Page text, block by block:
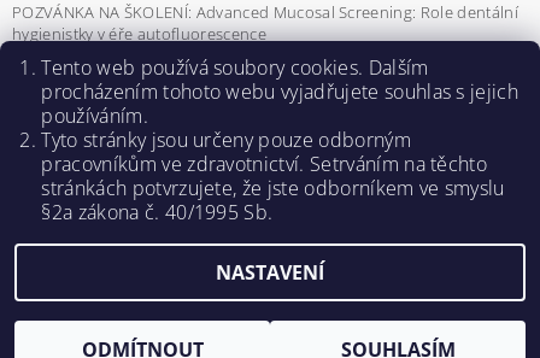
POZVÁNKA NA ŠKOLENÍ: Advanced Mucosal Screening: Role dentální
hygienistky v éře autofluorescence
POZVÁNKA NA ŠKOLENÍ Parodontologické minimum pro praxi aneb
parodontologie od A do Z
Záznamy z webinářů - Naučte se pracovat se softwarem Romexis®.
POZVÁNKA NA ŠKOLENÍ PRO DENTÁLNÍ HYGIENISTKY
ROZHOVOR: KLÁRA NOVÁ – DENTÁLNÍ HYGIENISTKA A SDA
ŠKOLITELKA
2026 ©PRODENTA s.r.o., všechna práva vyhrazenaUpravit nastavení cookies
Tento web používá soubory cookies. Dalším
procházením tohoto webu vyjadřujete souhlas s jejich
používáním.
Tyto stránky jsou určeny pouze odborným
pracovníkům ve zdravotnictví. Setrváním na těchto
stránkách potvrzujete, že jste odborníkem ve smyslu
§2a zákona č. 40/1995 Sb.
NASTAVENÍ
ODMÍTNOUT SOUHLASÍM